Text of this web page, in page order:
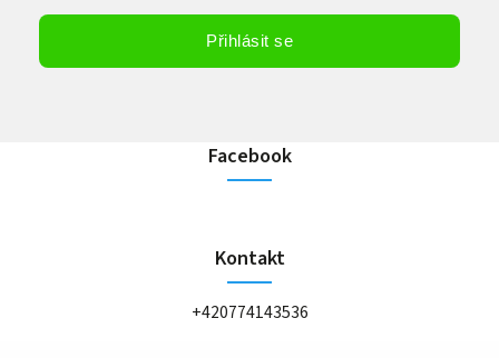
Přihlásit se
Facebook
Kontakt
+420774143536